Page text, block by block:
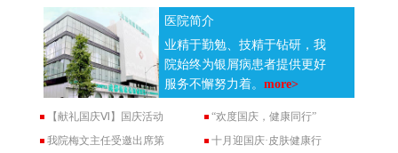
医院简介
业精于勤勉、技精于钻研，我
院始终为银屑病患者提供更好
服务不懈努力着。more>
【献礼国庆Ⅵ】国庆活动
“欢度国庆，健康同行”
我院梅文主任受邀出席第
十月迎国庆·皮肤健康行